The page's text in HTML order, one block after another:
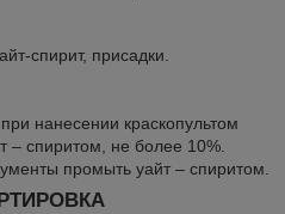
спирит, присадки.
нанесении краскопультом
– спиритом, не более 10%.
промыть уайт – спиритом.